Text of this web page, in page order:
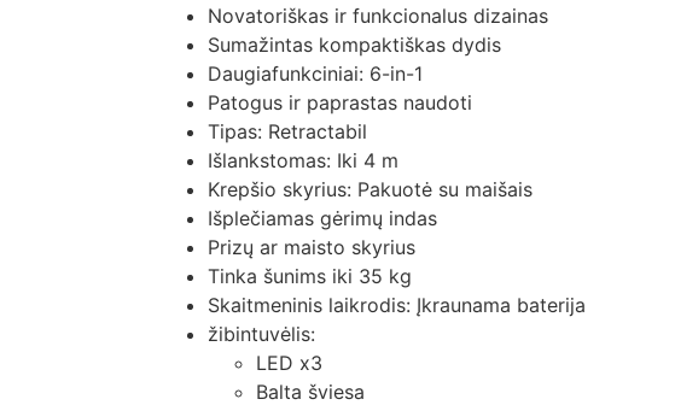
Novatoriškas ir funkcionalus dizainas
Sumažintas kompaktiškas dydis
Daugiafunkciniai: 6-in-1
Patogus ir paprastas naudoti
Tipas: Retractabil
Išlankstomas: Iki 4 m
Krepšio skyrius: Pakuotė su maišais
Išplečiamas gėrimų indas
Prizų ar maisto skyrius
Tinka šunims iki 35 kg
Skaitmeninis laikrodis: Įkraunama baterija
žibintuvėlis:
LED x3
Balta šviesa